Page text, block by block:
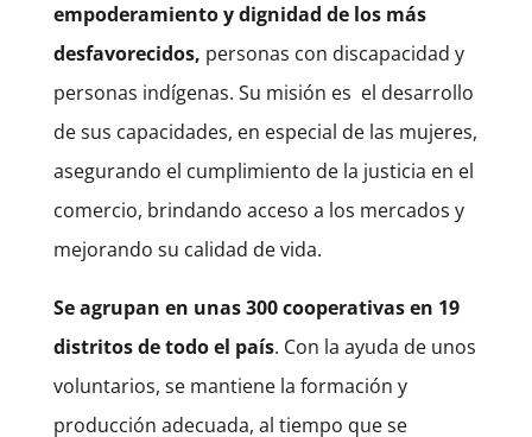
empoderamiento y dignidad de los más
desfavorecidos, personas con discapacidad y
personas indígenas. Su misión es el desarrollo
de sus capacidades, en especial de las mujeres,
asegurando el cumplimiento de la justicia en el
comercio, brindando acceso a los mercados y
mejorando su calidad de vida.
Se agrupan en unas 300 cooperativas en 19
distritos de todo el país. Con la ayuda de unos
voluntarios, se mantiene la formación y
producción adecuada, al tiempo que se